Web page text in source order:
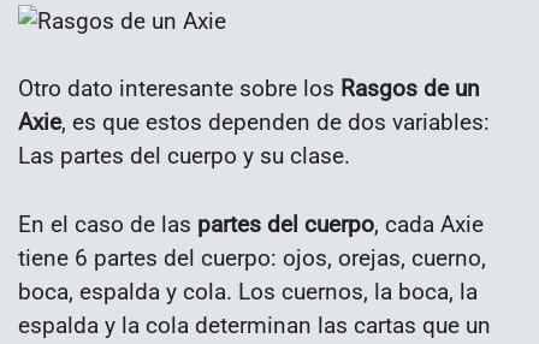
Otro dato interesante sobre los Rasgos de un
Axie, es que estos dependen de dos variables:
Las partes del cuerpo y su clase.
En el caso de las partes del cuerpo, cada Axie
tiene 6 partes del cuerpo: ojos, orejas, cuerno,
boca, espalda y cola. Los cuernos, la boca, la
espalda y la cola determinan las cartas que un